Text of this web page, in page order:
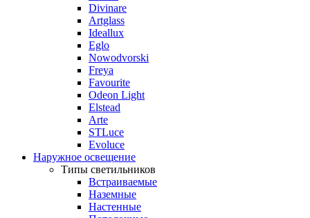
Divinare
Artglass
Ideallux
Eglo
Nowodvorski
Freya
Favourite
Odeon Light
Elstead
Arte
STLuce
Evoluce
Наружное освещение
Типы светильников
Встраиваемые
Наземные
Настенные